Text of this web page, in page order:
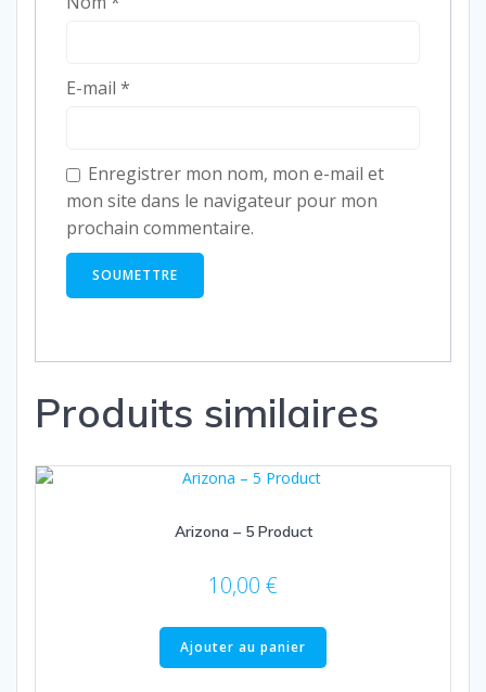
E-mail *
Enregistrer mon nom, mon e-mail et
mon site dans le navigateur pour mon
prochain commentaire.
Produits similaires
Arizona – 5 Product
10,00 €
Ajouter au panier